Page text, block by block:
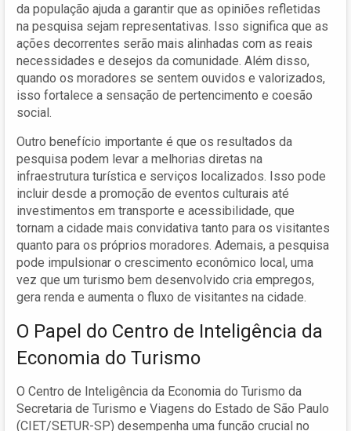
da população ajuda a garantir que as opiniões refletidas
na pesquisa sejam representativas. Isso significa que as
ações decorrentes serão mais alinhadas com as reais
necessidades e desejos da comunidade. Além disso,
quando os moradores se sentem ouvidos e valorizados,
isso fortalece a sensação de pertencimento e coesão
social.
Outro benefício importante é que os resultados da
pesquisa podem levar a melhorias diretas na
infraestrutura turística e serviços localizados. Isso pode
incluir desde a promoção de eventos culturais até
investimentos em transporte e acessibilidade, que
tornam a cidade mais convidativa tanto para os visitantes
quanto para os próprios moradores. Ademais, a pesquisa
pode impulsionar o crescimento econômico local, uma
vez que um turismo bem desenvolvido cria empregos,
gera renda e aumenta o fluxo de visitantes na cidade.
O Papel do Centro de Inteligência da
Economia do Turismo
O Centro de Inteligência da Economia do Turismo da
Secretaria de Turismo e Viagens do Estado de São Paulo
(CIET/SETUR-SP) desempenha uma função crucial no